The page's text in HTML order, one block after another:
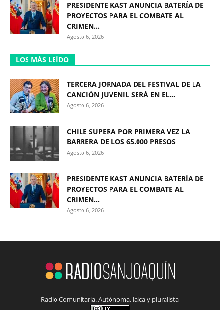
PRESIDENTE KAST ANUNCIA BATERÍA DE
PROYECTOS PARA EL COMBATE AL
CRIMEN...
Agosto 6, 2026
LOS MÁS LEÍDO
TERCERA JORNADA DEL FESTIVAL DE LA
CANCIÓN JUVENIL SERÁ EN EL...
Agosto 6, 2026
CHILE SUPERA POR PRIMERA VEZ LA
BARRERA DE LOS 65.000 PRESOS
Agosto 6, 2026
PRESIDENTE KAST ANUNCIA BATERÍA DE
PROYECTOS PARA EL COMBATE AL
CRIMEN...
Agosto 6, 2026
Radio Comunitaria. Autónoma, laica y pluralista